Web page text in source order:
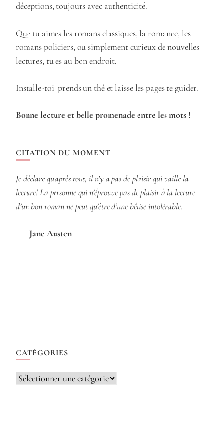
déceptions, toujours avec authenticité.
Que tu aimes les romans classiques, la romance, les
romans policiers, ou simplement curieux de nouvelles
lectures, tu es au bon endroit.
Installe-toi, prends un thé et laisse les pages te guider.
Bonne lecture et belle promenade entre les mots !
CITATION DU MOMENT
Je déclare qu’après tout, il n’y a pas de plaisir qui vaille la
lecture! La personne qui n’éprouve pas de plaisir à la lecture
d’un bon roman ne peut qu’être d’une bêtise intolérable.
Jane Austen
CATÉGORIES
Catégories